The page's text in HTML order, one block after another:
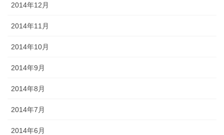
2014年12月
2014年11月
2014年10月
2014年9月
2014年8月
2014年7月
2014年6月